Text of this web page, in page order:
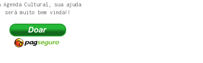
Agenda Cultural, sua ajuda
será muito bem vinda!!